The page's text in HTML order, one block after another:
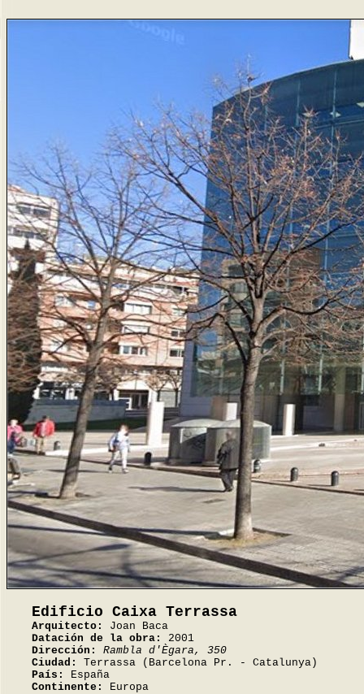
Edificio Caixa Terrassa
Arquitecto:
Joan Baca
Datación de la obra:
2001
Dirección:
Rambla d'Ègara, 350
Ciudad:
Terrassa (Barcelona Pr. - Catalunya)
País:
España
Continente:
Europa